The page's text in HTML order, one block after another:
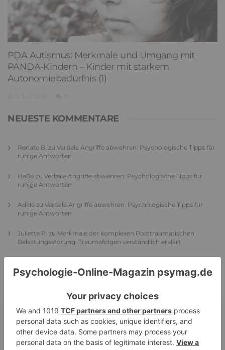
PDA Autismus: Merkmale und Umgang mit
PANDA-Kindern – Kinder mit starkem
Autonomiebedürfnis (1)
NEUESTE KOMMENTARE
Renate B. zu Verbale Angriffe abwehren: Psychologische Tipps für
ruhige Antworten
HaBa zu Verbale Angriffe abwehren: Psychologische Tipps für
ruhige Antworten
Adele zu Verbale Angriffe abwehren: Psychologische Tipps für
ruhige Antworten
Juliette P. zu Merkmale der komplexen Posttraumatischen
Belastungsstörung: Traumafolgen verständlich erklärt
vermutlich aus – Narzisstisch geprägte Kindheit (1)
DIE BELIEBTESTEN ARTIKEL